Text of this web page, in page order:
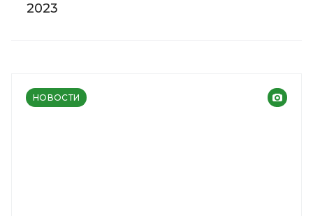
2023
НОВОСТИ